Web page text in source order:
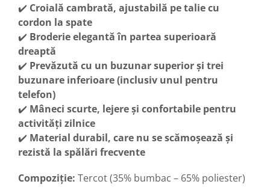
✔️ Croială cambrată, ajustabilă pe talie cu
cordon la spate
✔️ Broderie elegantă în partea superioară
dreaptă
✔️ Prevăzută cu un buzunar superior și trei
buzunare inferioare (inclusiv unul pentru
telefon)
✔️ Mâneci scurte, lejere și confortabile pentru
activități zilnice
✔️ Material durabil, care nu se scămoșează și
rezistă la spălări frecvente
Compoziție: Tercot (35% bumbac – 65% poliester)